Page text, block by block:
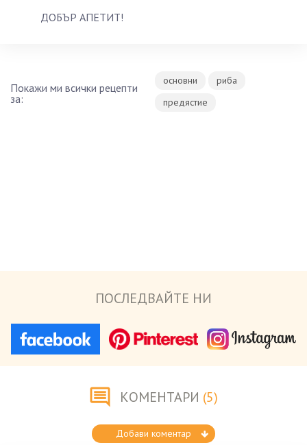
ДОБЪР АПЕТИТ!
Покажи ми всички рецепти
за:
основни
риба
предястие
ПОСЛЕДВАЙТЕ НИ
КОМЕНТАРИ (5)
Добави коментар